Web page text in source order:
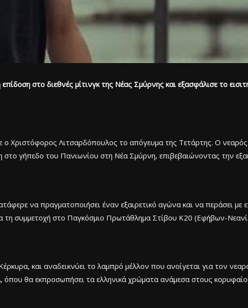
στο διεθνές μίτινγκ της Νέας Σμύρνης και εξασφάλισε το
Χριστόφορος Λιτσαρδόπουλος το απόγευμα της Τετάρτης. Ο
στο γήπεδο του Πανιωνίου στη Νέα Σμύρνη, επιβεβαιώνοντας την
να πραγματοποιήσει έναν εξαιρετικό αγώνα και να περάσει με
τη συμμετοχή στο Παγκόσμιο Πρωτάθλημα Στίβου Κ20 (Εφήβων-
και αναδεικνύει το λαμπρό μέλλον που ανοίγεται για τον
θα εκπροσωπήσει τα ελληνικά χρώματα ανάμεσα στους